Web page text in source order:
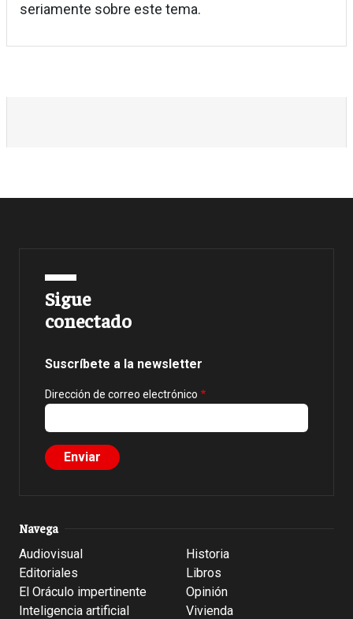
seriamente sobre este tema.
Sigue
conectado
Suscríbete a la newsletter
Dirección de correo electrónico
Navega
Audiovisual
Editoriales
El Oráculo impertinente
Inteligencia artificial
Historia
Libros
Opinión
Vivienda